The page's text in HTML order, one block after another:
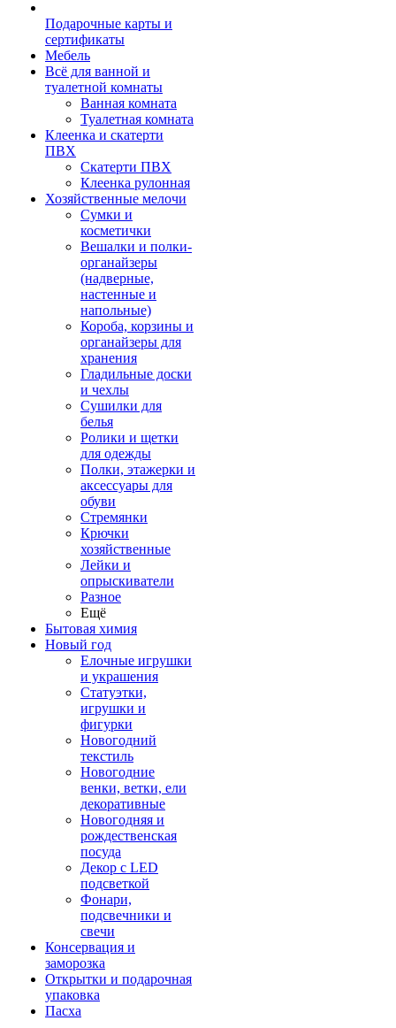
Подарочные карты и
сертификаты
Мебель
Всё для ванной и
туалетной комнаты
Ванная комната
Туалетная комната
Клеенка и скатерти
ПВХ
Скатерти ПВХ
Клеенка рулонная
Хозяйственные мелочи
Сумки и
косметички
Вешалки и полки-
органайзеры
(надверные,
настенные и
напольные)
Короба, корзины и
органайзеры для
хранения
Гладильные доски
и чехлы
Сушилки для
белья
Ролики и щетки
для одежды
Полки, этажерки и
аксессуары для
обуви
Стремянки
Крючки
хозяйственные
Лейки и
опрыскиватели
Разное
Ещё
Бытовая химия
Новый год
Елочные игрушки
и украшения
Статуэтки,
игрушки и
фигурки
Новогодний
текстиль
Новогодние
венки, ветки, ели
декоративные
Новогодняя и
рождественская
посуда
Декор с LED
подсветкой
Фонари,
подсвечники и
свечи
Консервация и
заморозка
Открытки и подарочная
упаковка
Пасха